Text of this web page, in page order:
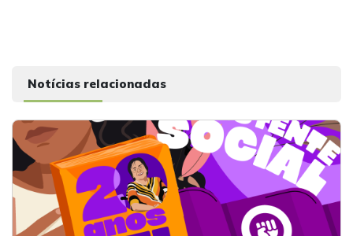
Notícias relacionadas